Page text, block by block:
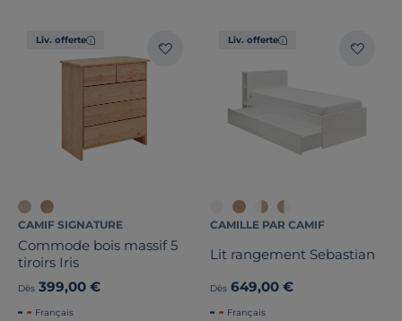
Liv. offerte
CAMIF SIGNATURE
Commode bois massif 5
tiroirs Iris
Dès 399,00 €
Français
Liv. offerte
CAMILLE PAR CAMIF
Lit rangement Sebastian
Dès 649,00 €
Français